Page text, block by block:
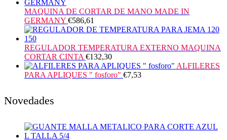
MAQUINA DE CORTAR DE MANO MADE IN
GERMANY €586,61
REGULADOR TEMPERATURA EXTERNO MAQUINA
CORTAR CINTA €132,30
ALFILERES
PARA APLIQUES " fosforo" €7,53
Novedades